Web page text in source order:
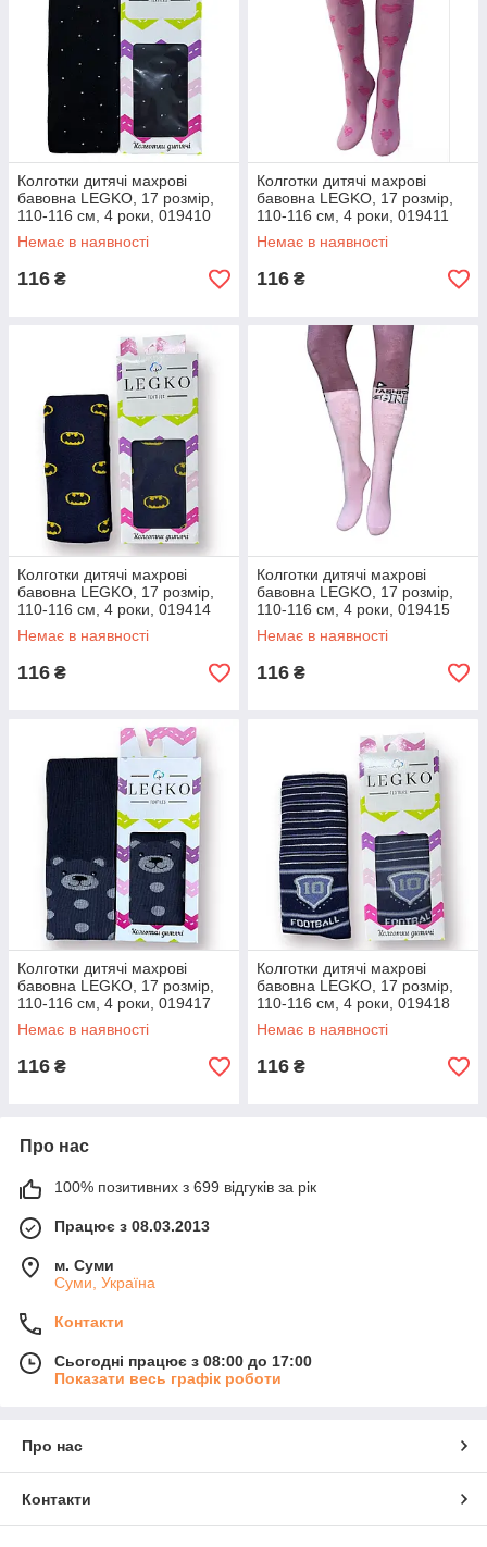
Колготки дитячі махрові
бавовна LEGKO, 17 розмір,
110-116 см, 4 роки, 019410
Немає в наявності
116 ₴
Колготки дитячі махрові
бавовна LEGKO, 17 розмір,
110-116 см, 4 роки, 019411
Немає в наявності
116 ₴
Колготки дитячі махрові
бавовна LEGKO, 17 розмір,
110-116 см, 4 роки, 019414
Немає в наявності
116 ₴
Колготки дитячі махрові
бавовна LEGKO, 17 розмір,
110-116 см, 4 роки, 019415
Немає в наявності
116 ₴
Колготки дитячі махрові
бавовна LEGKO, 17 розмір,
110-116 см, 4 роки, 019417
Немає в наявності
116 ₴
Колготки дитячі махрові
бавовна LEGKO, 17 розмір,
110-116 см, 4 роки, 019418
Немає в наявності
116 ₴
Про нас
100% позитивних з 699 відгуків за рік
Працює з 08.03.2013
м. Суми
Суми, Україна
Контакти
Сьогодні працює з 08:00 до 17:00
Показати весь графік роботи
Про нас
Контакти